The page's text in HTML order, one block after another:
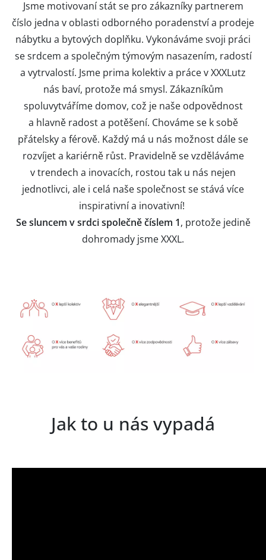
Jsme motivovaní stát se pro zákazníky partnerem
číslo jedna v oblasti odborného poradenství a prodeje
nábytku a bytových doplňku. Vykonáváme svoji práci
se srdcem a společným týmovým nasazením, radostí
a vytrvalostí. Jsme prima kolektiv a práce v XXXLutz
nás baví, protože má smysl. Zákazníkům
spoluvytváříme domov, což je naše odpovědnost
a hlavně radost a potěšení. Chováme se k sobě
přátelsky a férově. Každý má u nás možnost dále se
rozvíjet a kariérně růst. Pravidelně se vzděláváme
v trendech a inovacích, rostou tak u nás nejen
jednotlivci, ale i celá naše společnost se stává více
inspirativní a inovativní!
Se sluncem v srdci společně číslem 1, protože jedině
dohromady jsme XXXL.
Jak to u nás vypadá